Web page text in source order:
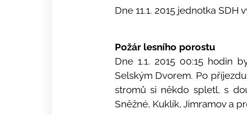
Dne 11.1. 2015 jednotka
Požár lesního porostu
Dne 1.1. 2015 00:15 hodin
Selským Dvorem. Po
stromů si někdo spletl, s
Sněžné, Kuklík, Jimramov a